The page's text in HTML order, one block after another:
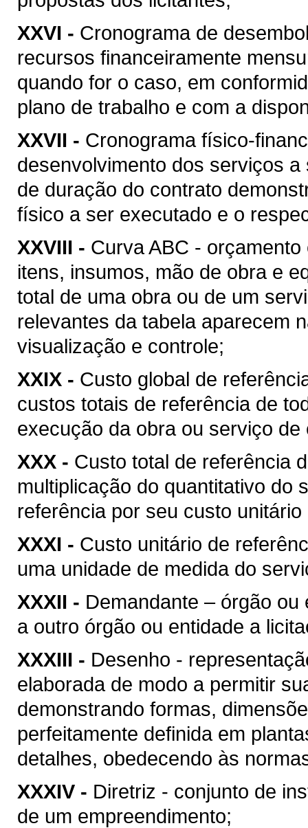
XXVI - Cronograma de
recursos financeiramente
quando for o caso, em
plano de trabalho e com a
XXVII - Cronograma físico-
desenvolvimento dos serviços
de duração do contrato
físico a ser executado e o
XXVIII - Curva ABC -
itens, insumos, mão de obra e
total de uma obra ou de um
relevantes da tabela aparecem
visualização e controle;
XXIX - Custo global de
custos totais de referência de
execução da obra ou serviço
XXX - Custo total de referência
multiplicação do quantitativo do
referência por seu custo
XXXI - Custo unitário de
uma unidade de medida do
XXXII - Demandante – órgão
a outro órgão ou entidade a
XXXIII - Desenho -
elaborada de modo a permitir
demonstrando formas,
perfeitamente definida em
detalhes, obedecendo às
XXXIV - Diretriz - conjunto de
de um empreendimento;